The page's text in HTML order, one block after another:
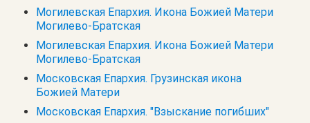
Могилевская Епархия. Икона Божией Матери
Могилево-Братская
Могилевская Епархия. Икона Божией Матери
Могилево-Братская
Московская Епархия. Грузинская икона
Божией Матери
Московская Епархия. "Взыскание погибших"